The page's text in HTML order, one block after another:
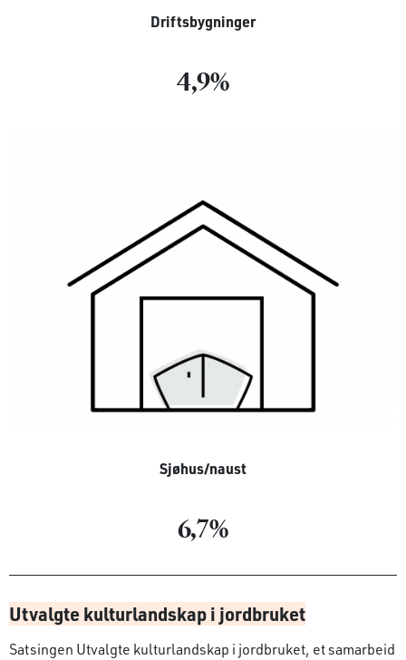
Driftsbygninger
4,9%
Sjøhus/naust
6,7%
Utvalgte kulturlandskap i jordbruket
Satsingen Utvalgte kulturlandskap i jordbruket, et samarbeid